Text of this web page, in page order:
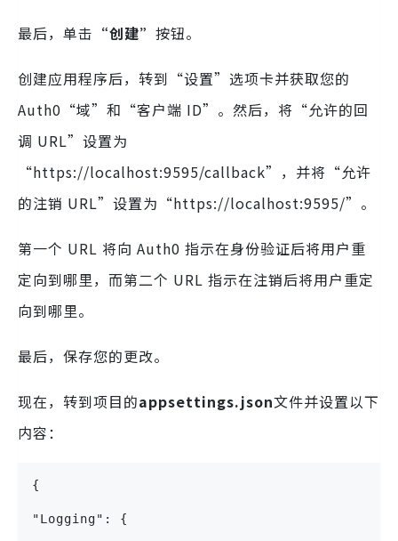
最后，单击 “创建” 按钮。
创建应用程序后，转到“设置”选项卡并获取您的
Auth0“域”和“客户端 ID”。然后，将“允许的回
调 URL”设置为
“https://localhost:9595/callback”，并将“允许
的注销 URL”设置为“https://localhost:9595/”。
第一个 URL 将向 Auth0 指示在身份验证后将用户重
定向到哪里，而第二个 URL 指示在注销后将用户重定
向到哪里。
最后，保存您的更改。
现在，转到项目的appsettings.json文件并设置以下
内容：
{
"Logging": {